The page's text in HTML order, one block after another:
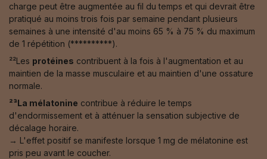
charge peut être augmentée au fil du temps et qui devrait être
pratiqué au moins trois fois par semaine pendant plusieurs
semaines à une intensité d'au moins 65 % à 75 % du maximum
de 1 répétition (**********).
²²Les protéines contribuent à la fois à l'augmentation et au
maintien de la masse musculaire et au maintien d'une ossature
normale.
²³La mélatonine contribue à réduire le temps
d'endormissement et à atténuer la sensation subjective de
décalage horaire.
→ L'effet positif se manifeste lorsque 1 mg de mélatonine est
pris peu avant le coucher.